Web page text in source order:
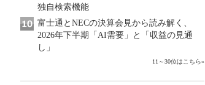
独自検索機能
富士通とNECの決算会見から読み解く、
2026年下半期「AI需要」と「収益の見通
し」
11～30位はこちら»